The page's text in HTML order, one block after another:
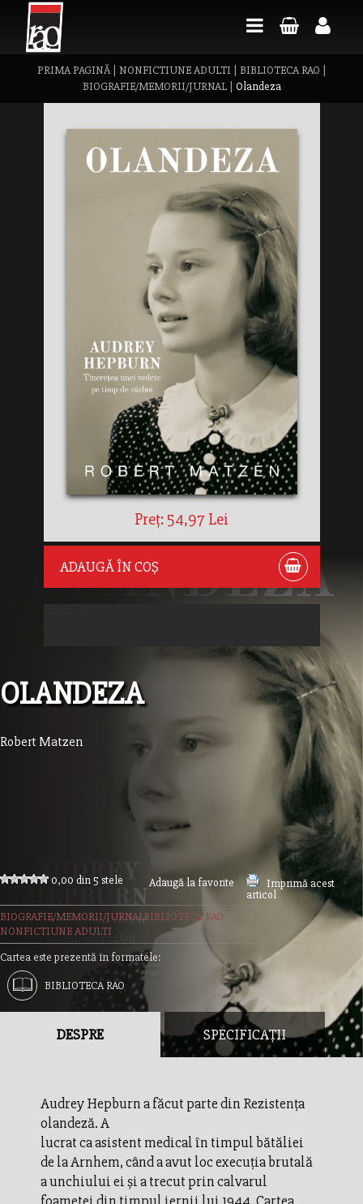
PRIMA PAGINĂ| NONFICTIUNE ADULTI BIBLIOTECA RAO
BIOGRAFIE/MEMORII/JURNAL| Olandeza
Preț: 54,97 Lei
ADAUGĂ ÎN COȘ
OLANDEZA
Robert Matzen
0,00 din 5 stele Adaugă la favorite
Imprimă acest
articol
BIOGRAFIE/MEMORII/JURNALBIBLIOTECA RAO
NONFICTIUNE ADULTI
Cartea este prezentă în formatele:
BIBLIOTECA RAO
DESPRE SPECIFICAȚII
Audrey Hepburn a făcut parte din Rezistența
olandeză. A
lucrat ca asistent medical în timpul bătăliei
de la Arnhem, când a avut loc execuția brutală
a unchiului ei și a trecut prin calvarul